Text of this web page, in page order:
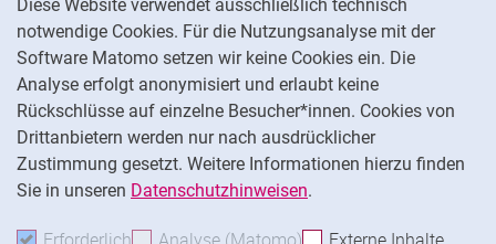
Diese Website verwendet ausschließlich technisch
notwendige Cookies. Für die Nutzungsanalyse mit der
Software Matomo setzen wir keine Cookies ein. Die
Analyse erfolgt anonymisiert und erlaubt keine
Rückschlüsse auf einzelne Besucher*innen. Cookies von
Drittanbietern werden nur nach ausdrücklicher
Zustimmung gesetzt. Weitere Informationen hierzu finden
Sie in unseren Datenschutzhinweisen.
Universitätsbibliothek
Datenschutz
Barrierefreiheit
Transparenter KI-Einsatz